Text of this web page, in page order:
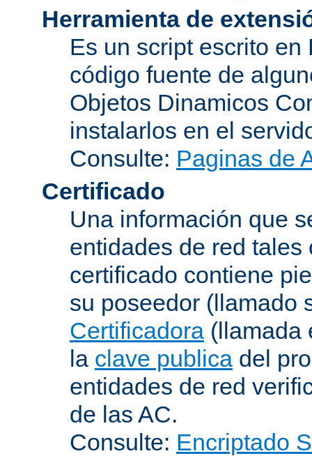
Herramienta de
Es un script escrito
código fuente de
Objetos Dinamicos
instalarlos en el
Consulte: Paginas de
Certificado
Una información que
entidades de red
certificado contiene
su poseedor (llamado
Certificadora (llamada
la clave publica del
entidades de red
de las AC.
Consulte: Encriptado